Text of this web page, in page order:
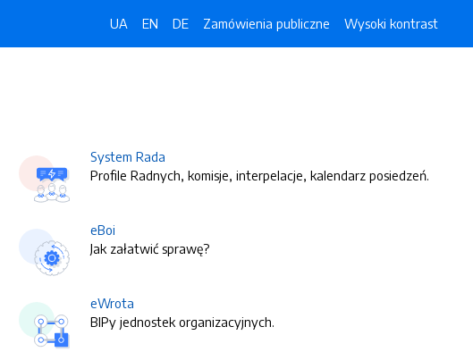
UA EN DE Zamówienia publiczne Wysoki kontrast
System Rada
Profile Radnych, komisje, interpelacje, kalendarz posiedzeń.
eBoi
Jak załatwić sprawę?
eWrota
BIPy jednostek organizacyjnych.